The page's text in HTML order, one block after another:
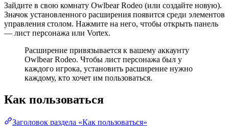
Зайдите в свою комнату Owlbear Rodeo (или создайте новую).
Значок установленного расширения появится среди элементов
управления столом. Нажмите на него, чтобы открыть панель
— лист персонажа или Vortex.
Расширение привязывается к вашему аккаунту
Owlbear Rodeo. Чтобы лист персонажа был у
каждого игрока, установить расширение нужно
каждому, кто хочет им пользоваться.
Как пользоваться
Заголовок раздела «Как пользоваться»